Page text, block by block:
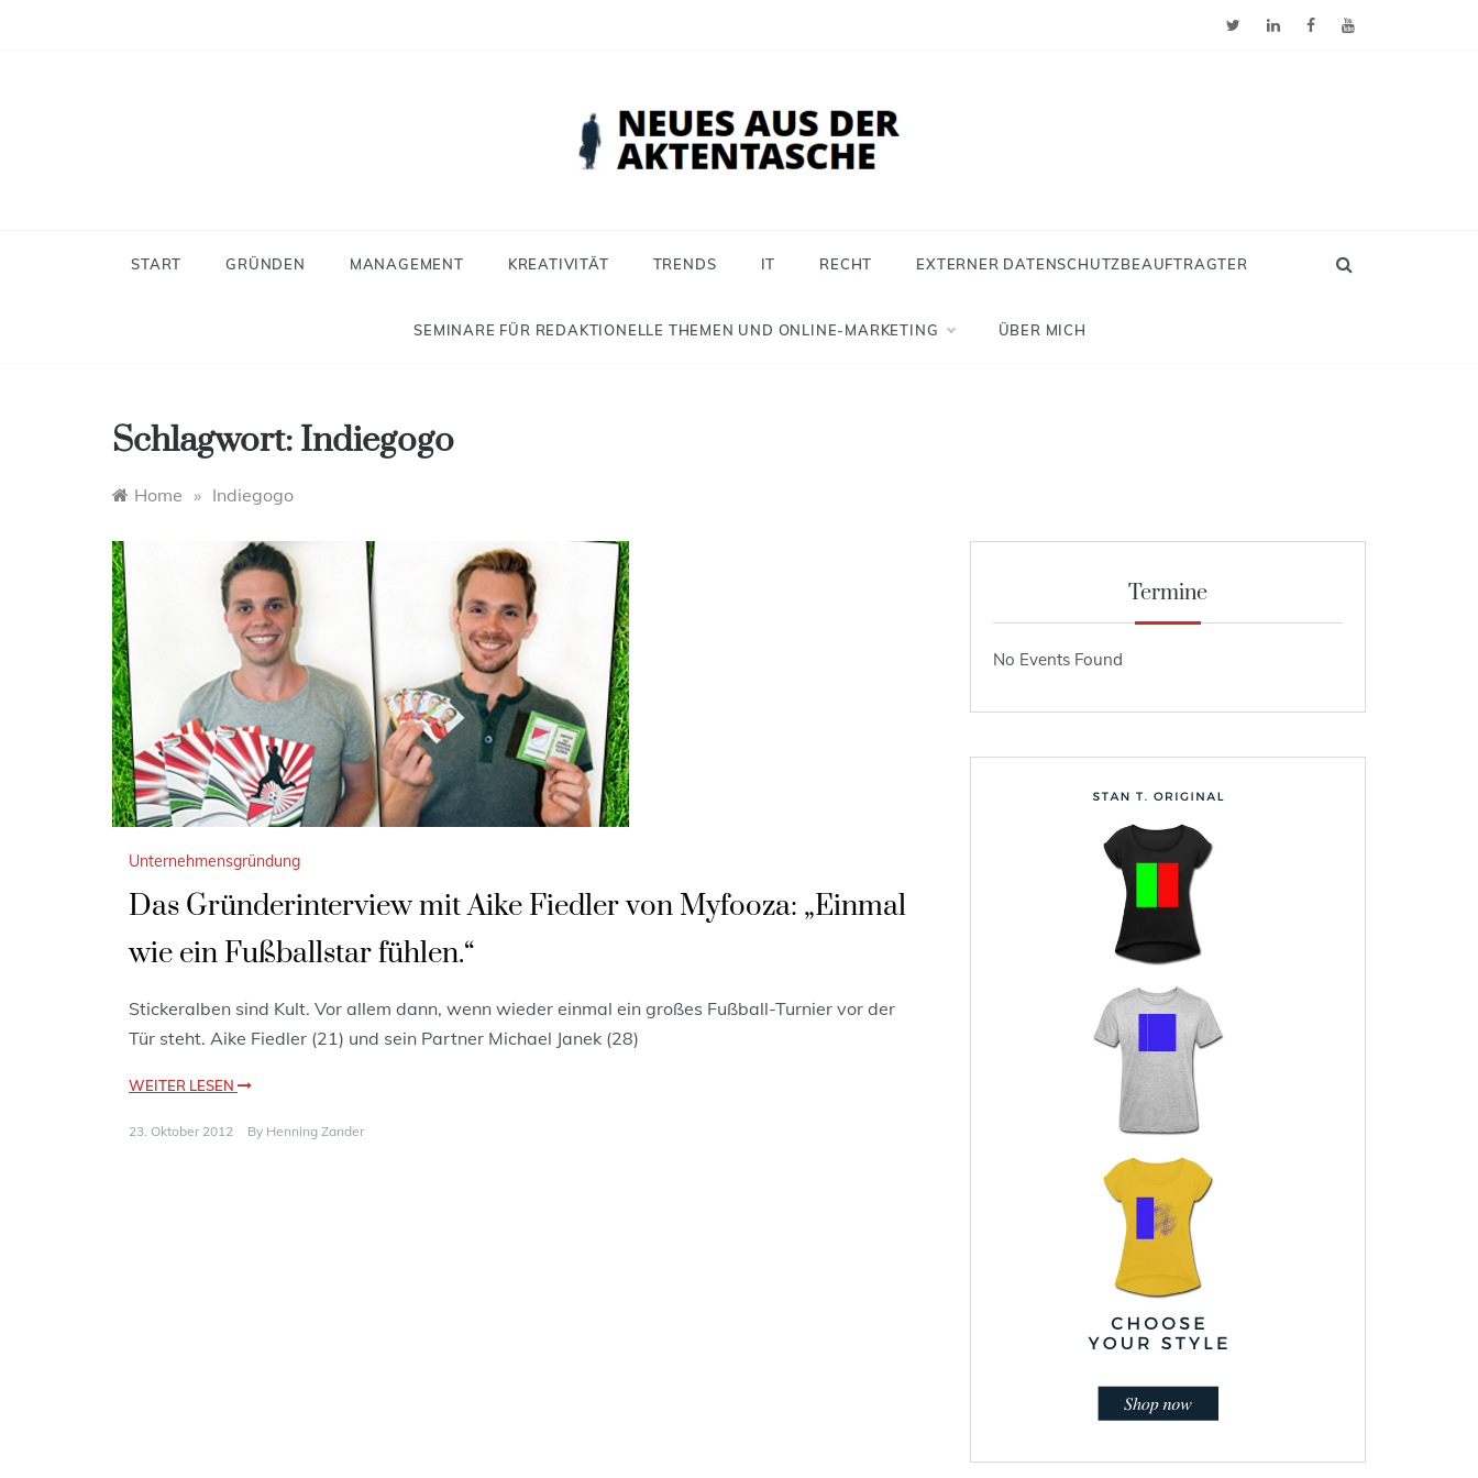
START GRÜNDEN MANAGEMENT KREATIVITÄT TRENDS IT RECHT EXTERNER DATENSCHUTZBEAUFTRAGTER
SEMINARE FÜR REDAKTIONELLE THEMEN UND ONLINE-MARKETING ÜBER MICH
Schlagwort: Indiegogo
Home » Indiegogo
Unternehmensgründung
Das Gründerinterview mit Aike Fiedler von Myfooza: „Einmal
wie ein Fußballstar fühlen.“
Stickeralben sind Kult. Vor allem dann, wenn wieder einmal ein großes Fußball-Turnier vor der
Tür steht. Aike Fiedler (21) und sein Partner Michael Janek (28)
WEITER LESEN
23. Oktober 2012 By Henning Zander
Termine
No Events Found